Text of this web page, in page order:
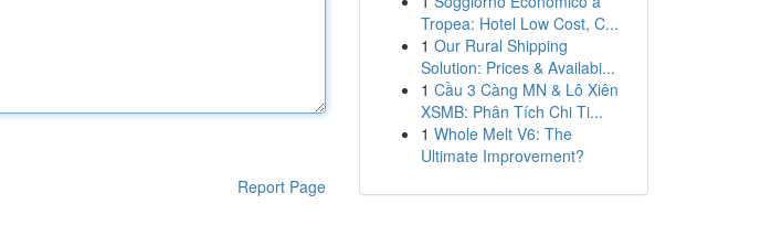
Report Page
Tropea: Hotel Low Cost, C...
1 Our Rural Shipping
Solution: Prices & Availabi...
1 Cầu 3 Càng MN & Lô Xiên
XSMB: Phân Tích Chi Ti...
1 Whole Melt V6: The
Ultimate Improvement?